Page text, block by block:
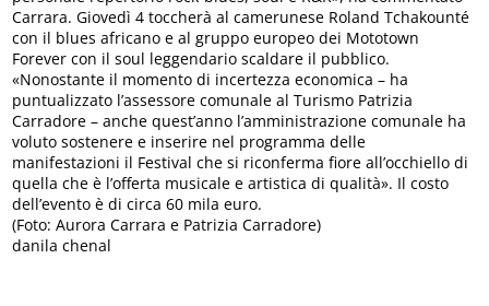
Carrara. Giovedì 4 toccherà al camerunese Roland Tchakounté
con il blues africano e al gruppo europeo dei Mototown
Forever con il soul leggendario scaldare il pubblico.
«Nonostante il momento di incertezza economica – ha
puntualizzato l’assessore comunale al Turismo Patrizia
Carradore – anche quest’anno l’amministrazione comunale ha
voluto sostenere e inserire nel programma delle
manifestazioni il Festival che si riconferma fiore all’occhiello di
quella che è l’offerta musicale e artistica di qualità». Il costo
dell’evento è di circa 60 mila euro.
(Foto: Aurora Carrara e Patrizia Carradore)
danila chenal